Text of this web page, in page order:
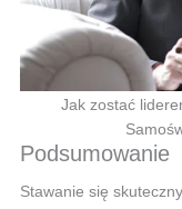
Jak zostać
Podsumowanie
Stawanie się